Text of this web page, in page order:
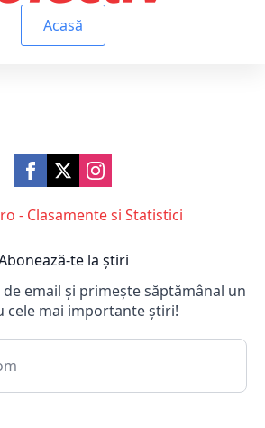
Acasă
te la știri
email și primește săptămânal un
cele mai importante știri!